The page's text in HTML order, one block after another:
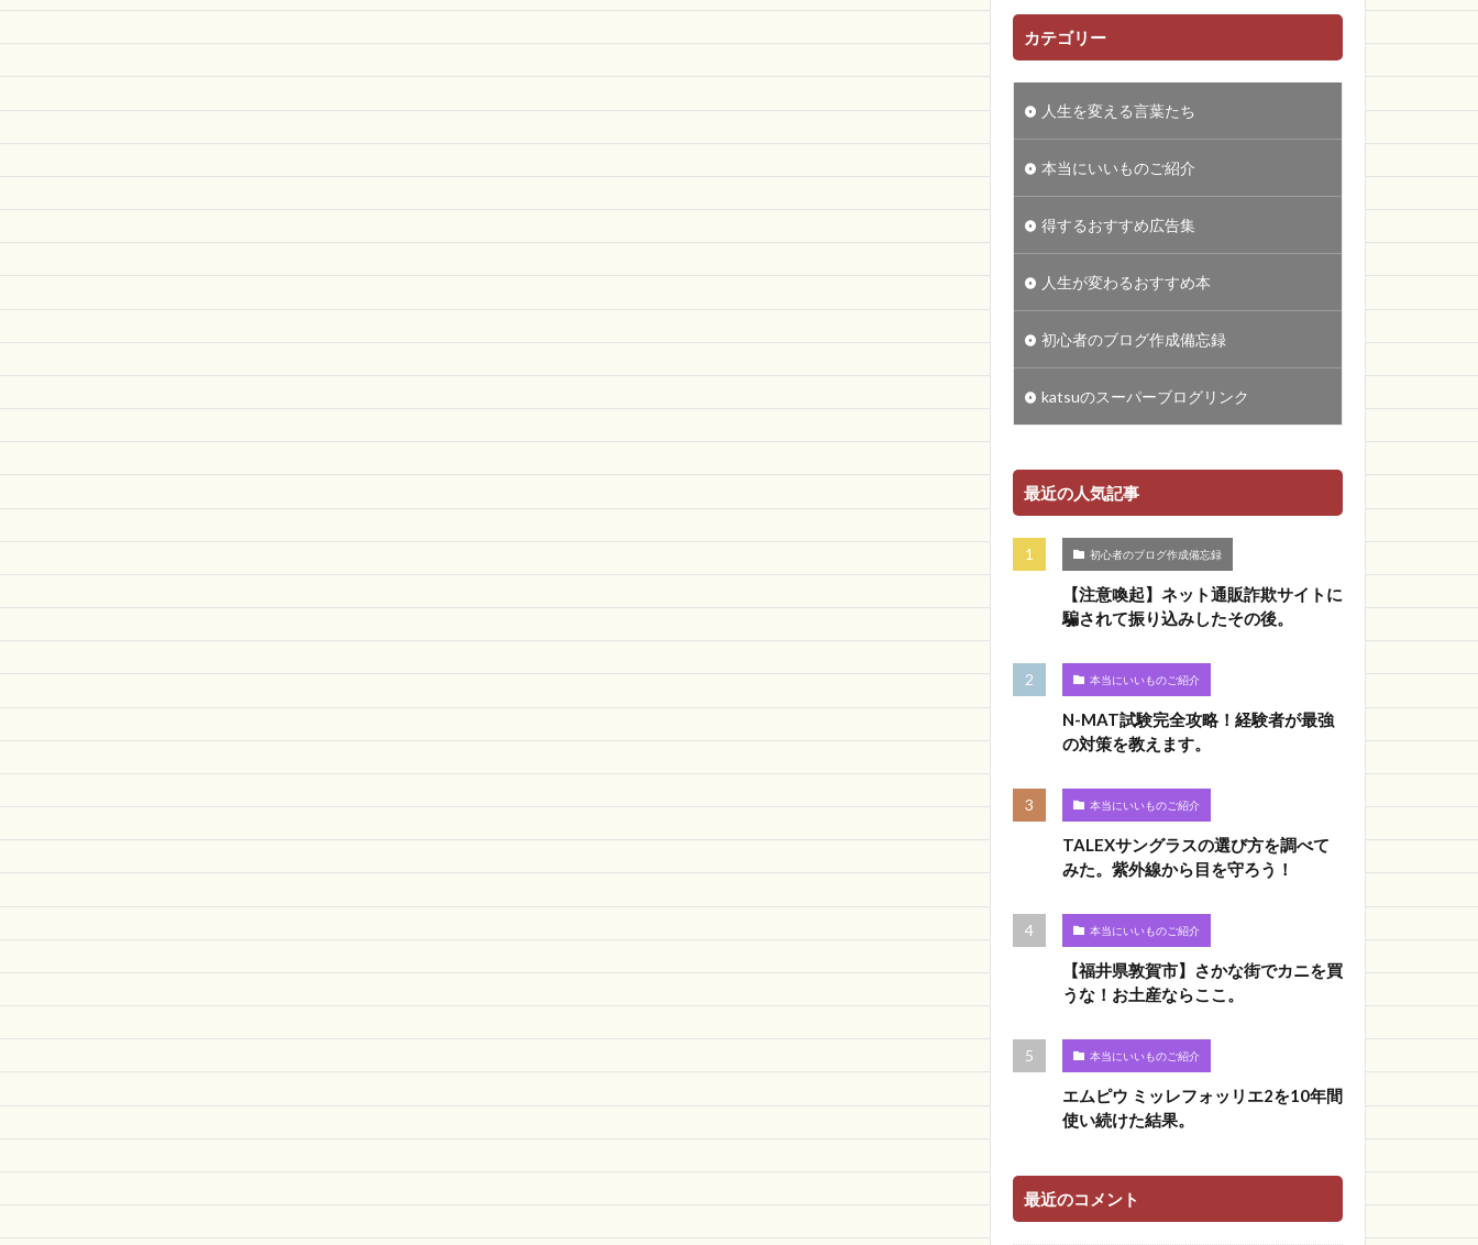
カテゴリー
人生を変える言葉たち
本当にいいものご紹介
得するおすすめ広告集
人生が変わるおすすめ本
初心者のブログ作成備忘録
katsuのスーパーブログリンク
最近の人気記事
初心者のブログ作成備忘録
【注意喚起】ネット通販詐欺サイトに
騙されて振り込みしたその後。
本当にいいものご紹介
N-MAT試験完全攻略！経験者が最強
の対策を教えます。
本当にいいものご紹介
TALEXサングラスの選び方を調べて
みた。紫外線から目を守ろう！
本当にいいものご紹介
【福井県敦賀市】さかな街でカニを買
うな！お土産ならここ。
本当にいいものご紹介
エムピウ ミッレフォッリエ2を10年間
使い続けた結果。
最近のコメント